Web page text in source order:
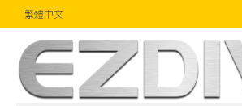
繁體中文